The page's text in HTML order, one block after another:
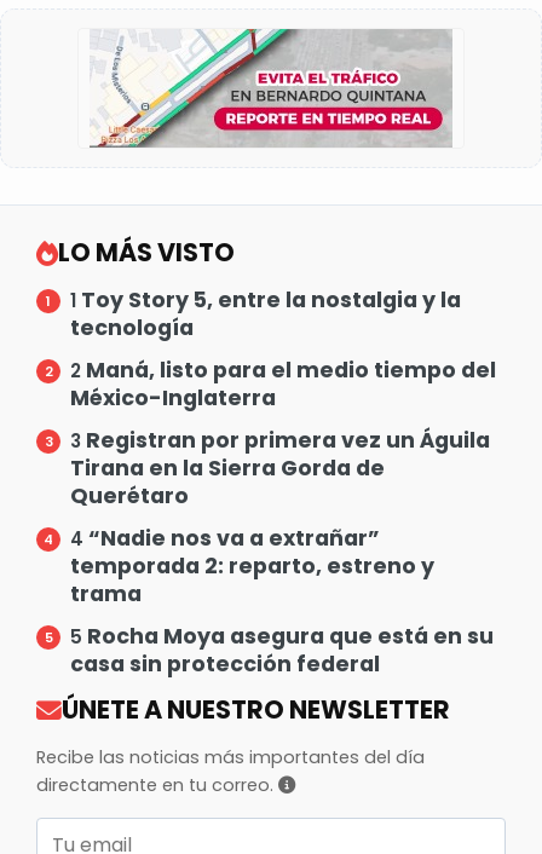
LO MÁS VISTO
1 Toy Story 5, entre la nostalgia y la
tecnología
2 Maná, listo para el medio tiempo del
México-Inglaterra
3 Registran por primera vez un Águila
Tirana en la Sierra Gorda de
Querétaro
4 “Nadie nos va a extrañar”
temporada 2: reparto, estreno y
trama
5 Rocha Moya asegura que está en su
casa sin protección federal
ÚNETE A NUESTRO NEWSLETTER
Recibe las noticias más importantes del día
directamente en tu correo.
Correo electrónico